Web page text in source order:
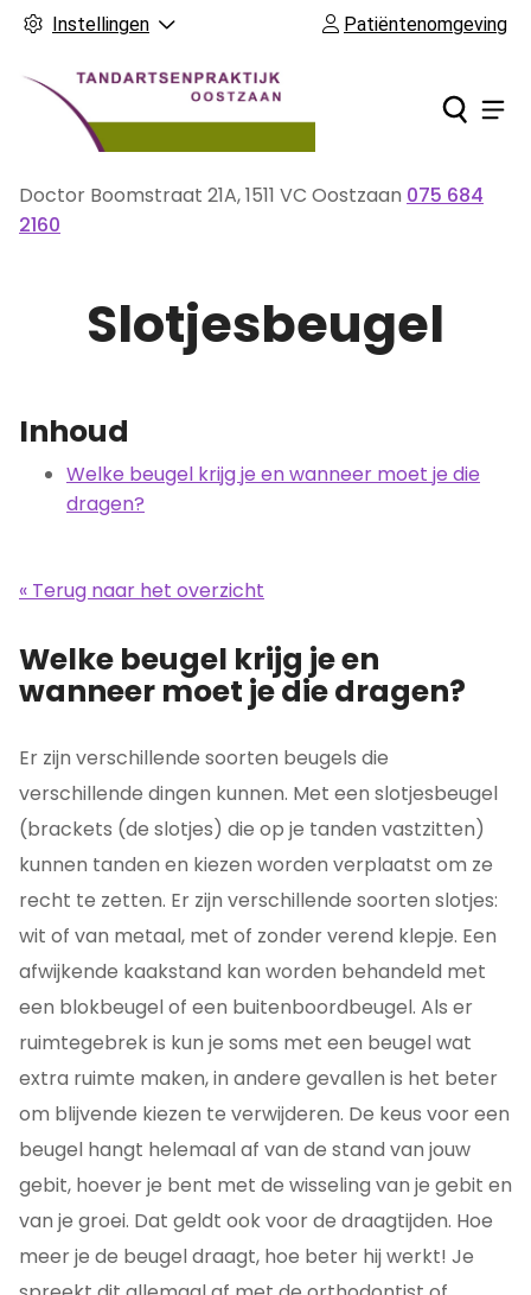
Instellingen Patiëntenomgeving
Doctor Boomstraat 21A,1511 VC Oostzaan Tel:
075 684
2160
Slotjesbeugel
Inhoud
Welke beugel krijg je en wanneer moet je die
dragen?
« Terug naar het overzicht
Welke beugel krijg je en
wanneer moet je die dragen?
Er zijn verschillende soorten beugels die
verschillende dingen kunnen. Met een slotjesbeugel
(brackets (de slotjes) die op je tanden vastzitten)
kunnen tanden en kiezen worden verplaatst om ze
recht te zetten. Er zijn verschillende soorten slotjes:
wit of van metaal, met of zonder verend klepje. Een
afwijkende kaakstand kan worden behandeld met
een blokbeugel of een buitenboordbeugel. Als er
ruimtegebrek is kun je soms met een beugel wat
extra ruimte maken, in andere gevallen is het beter
om blijvende kiezen te verwijderen. De keus voor een
beugel hangt helemaal af van de stand van jouw
gebit, hoever je bent met de wisseling van je gebit en
van je groei. Dat geldt ook voor de draagtijden. Hoe
meer je de beugel draagt, hoe beter hij werkt! Je